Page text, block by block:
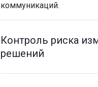
коммуникаций.
Контроль риска
решений